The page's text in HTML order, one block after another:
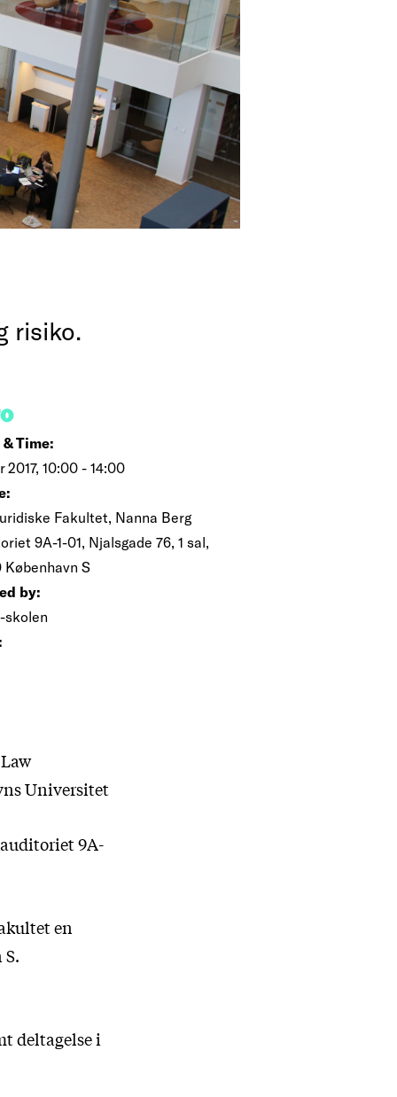
risiko.
Time:
2017, 10:00 - 14:00
Fakultet, Nanna Berg
9A-1-01, Njalsgade 76, 1 sal,
København S
by:
skolen
Universitet
9A-
en
deltagelse i